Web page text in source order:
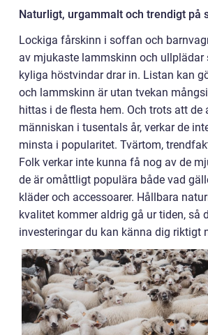
Naturligt, urgammalt och trendigt på
Lockiga fårskinn i soffan och
av mjukaste lammskinn och ullplädar
kyliga höstvindar drar in. Listan kan
och lammskinn är utan tvekan
hittas i de flesta hem. Och trots att de
människan i tusentals år, verkar de
minsta i popularitet. Tvärtom,
Folk verkar inte kunna få nog av de
de är omåttligt populära både vad
kläder och accessoarer. Hållbara
kvalitet kommer aldrig gå ur tiden, så
investeringar du kan känna dig riktigt